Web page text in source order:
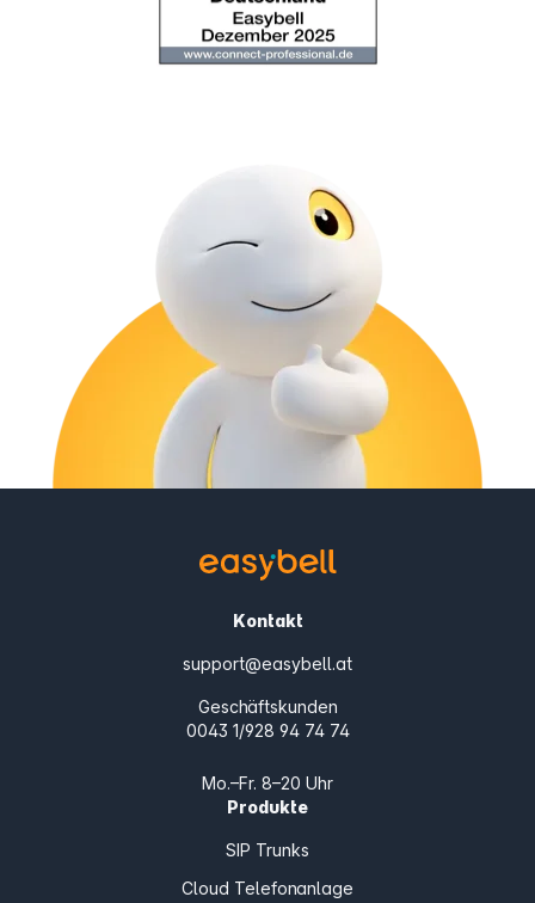
Kontakt
support@easybell.at
Geschäftskunden
0043 1/928 94 74 74
Mo.–Fr. 8–20 Uhr
Produkte
SIP Trunks
Cloud Telefonanlage